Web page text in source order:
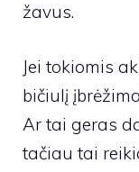
žavus.
Jei tokiomis
bičiulį
Ar tai geras
tačiau tai